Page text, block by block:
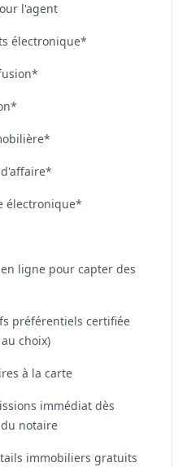
l'agent
électronique*
électronique*
ligne pour capter des
préférentiels certifiée
choix)
à la carte
immédiat dès
notaire
immobiliers gratuits